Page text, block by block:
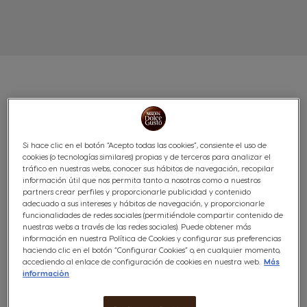
SERVICIO DE RECOGIDA
(54)
Recuerda que tienes que tener tu Cesta Verde
previamente en casa si todavía no la tienesañádela
ahora a la cesta.
Pide la recogida de tus cápsulas usadas con este servicio
totalmente gratuito. Para solicitarlo, debes esperar al
siguiente pedido que realices luego de la cesta.
Si hace clic en el botón “Acepto todas las cookies”, consiente el uso de
cookies (o tecnologías similares) propias y de terceros para analizar el
tráfico en nuestras webs, conocer sus hábitos de navegación, recopilar
información útil que nos permita tanto a nosotros como a nuestros
partners crear perfiles y proporcionarle publicidad y contenido
adecuado a sus intereses y hábitos de navegación, y proporcionarle
funcionalidades de redes sociales (permitiéndole compartir contenido de
nuestras webs a través de las redes sociales). Puede obtener más
información en nuestra Política de Cookies y configurar sus preferencias
haciendo clic en el botón “Configurar Cookies” o, en cualquier momento,
accediendo al enlace de configuración de cookies en nuestra web. Más
información